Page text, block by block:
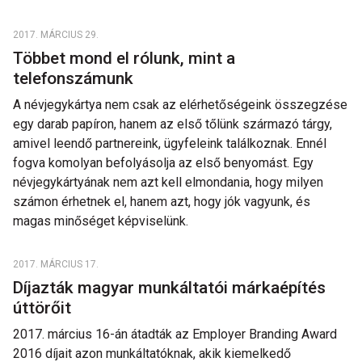
2017. MÁRCIUS 29.
Többet mond el rólunk, mint a
telefonszámunk
A névjegykártya nem csak az elérhetőségeink összegzése
egy darab papíron, hanem az első tőlünk származó tárgy,
amivel leendő partnereink, ügyfeleink találkoznak. Ennél
fogva komolyan befolyásolja az első benyomást. Egy
névjegykártyának nem azt kell elmondania, hogy milyen
számon érhetnek el, hanem azt, hogy jók vagyunk, és
magas minőséget képviselünk.
2017. MÁRCIUS 17.
Díjazták magyar munkáltatói márkaépítés
úttörőit
2017. március 16-án átadták az Employer Branding Award
2016 díjait azon munkáltatóknak, akik kiemelkedő